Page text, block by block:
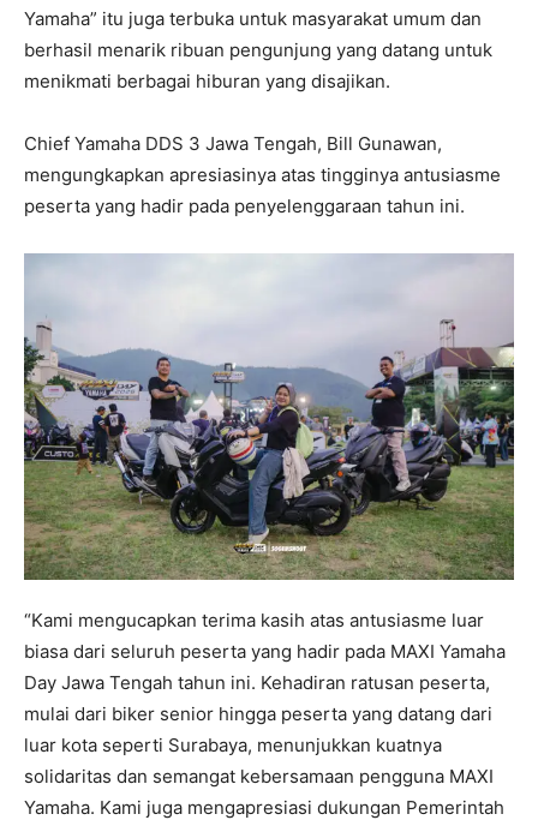
Yamaha” itu juga terbuka untuk masyarakat umum dan
berhasil menarik ribuan pengunjung yang datang untuk
menikmati berbagai hiburan yang disajikan.
Chief Yamaha DDS 3 Jawa Tengah, Bill Gunawan,
mengungkapkan apresiasinya atas tingginya antusiasme
peserta yang hadir pada penyelenggaraan tahun ini.
“Kami mengucapkan terima kasih atas antusiasme luar
biasa dari seluruh peserta yang hadir pada MAXI Yamaha
Day Jawa Tengah tahun ini. Kehadiran ratusan peserta,
mulai dari biker senior hingga peserta yang datang dari
luar kota seperti Surabaya, menunjukkan kuatnya
solidaritas dan semangat kebersamaan pengguna MAXI
Yamaha. Kami juga mengapresiasi dukungan Pemerintah